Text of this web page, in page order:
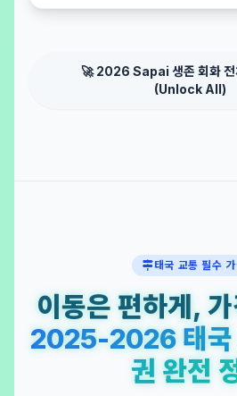
🚀 2026 Sapai 생존 회화 전
(Unlock All)
태국 교통 필수
이동은 편하게, 가
2025-2026 태국
권 완전